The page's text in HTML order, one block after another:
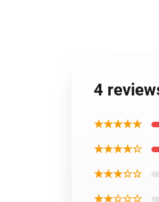
4
★★★★★
★★★★☆
★★★☆☆
★★☆☆☆